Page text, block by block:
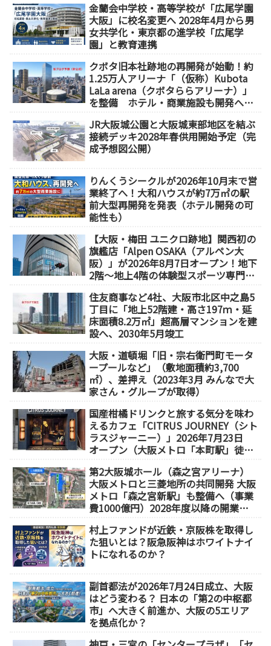
金蘭会中学校・高等学校が「広尾学園
大阪」に校名変更へ 2028年4月から男
女共学化・東京都の進学校「広尾学
園」と教育連携
クボタ旧本社跡地の再開発が始動！約
1.25万人アリーナ「（仮称）Kubota
LaLa arena（クボタららアリーナ）」
を整備 ホテル・商業施設も開発へ
JR大阪城公園と大阪城東部地区を結ぶ
接続デッキ2028年春供用開始予定（完
成予想図公開）
りんくうシークルが2026年10月末で営
業終了へ！大和ハウスが約7万㎡の駅
前大型再開発を発表（ホテル開発の可
能性も）
【大阪・梅田 ユニクロ跡地】関西初の
旗艦店「Alpen OSAKA（アルペン大
阪）」が2026年8月7日オープン！地下
2階～地上4階の体験型スポーツ専門店
住友商事など4社、大阪市北区中之島5
丁目に「地上52階建・高さ197ｍ・延
床面積8.2万㎡」超高層マンションを建
設へ、2030年5月竣工
大阪・道頓堀「旧・宗右衛門町モータ
ープールなど」（敷地面積約3,700
㎡）、差押え（2023年3月 みんなで大
家さん・グループが取得）
国産柑橘ドリンクと旅する気分を味わ
えるカフェ「CITRUS JOURNEY（シト
ラスジャーニー）」2026年7月23日
オープン（大阪メトロ「本町駅」徒歩
第2大阪城ホール（森之宮アリーナ）
大阪メトロと三菱地所の共同開発 大阪
メトロ「森之宮新駅」も整備へ（事業
費1000億円）2028年度以降の開業
村上ファンドが近鉄・京阪株を取得し
た狙いとは？阪急阪神はホワイトナイ
トになれるのか？
副首都法が2026年7月24日成立、大阪
はどう変わる？ 日本の「第2の中枢都
市」へ大きく前進か、大阪の5エリア
を拠点化か？